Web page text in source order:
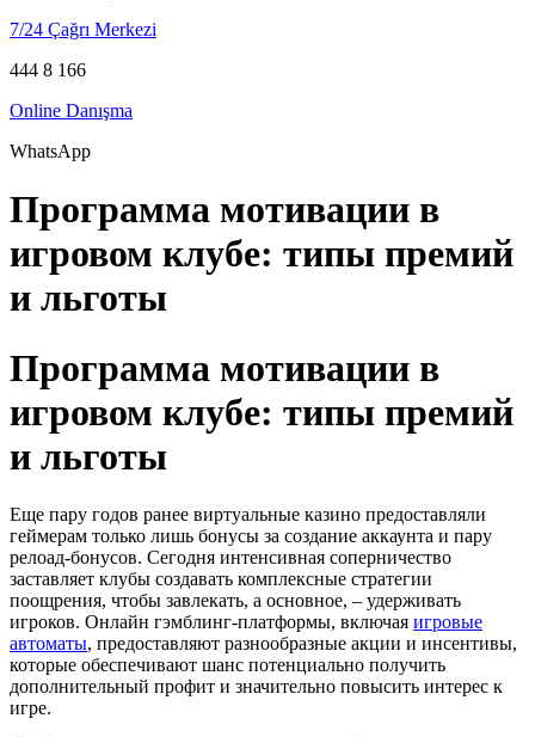
7/24 Çağrı Merkezi
444 8 166
Online Danışma
WhatsApp
Программа мотивации в
игровом клубе: типы премий
и льготы
Программа мотивации в
игровом клубе: типы премий
и льготы
Еще пару годов ранее виртуальные казино предоставляли
геймерам только лишь бонусы за создание аккаунта и пару
релоад-бонусов. Сегодня интенсивная соперничество
заставляет клубы создавать комплексные стратегии
поощрения, чтобы завлекать, а основное, – удерживать
игроков. Онлайн гэмблинг-платформы, включая игровые
автоматы, предоставляют разнообразные акции и инсентивы,
которые обеспечивают шанс потенциально получить
дополнительный профит и значительно повысить интерес к
игре.